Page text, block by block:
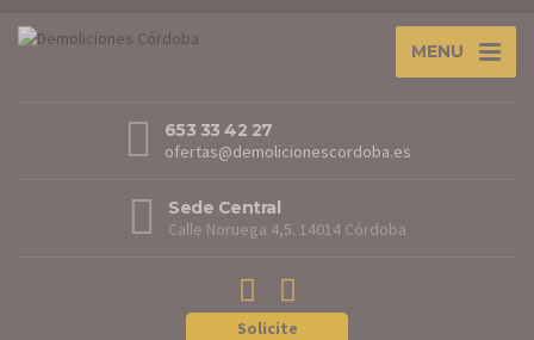
MENU
653 33 42 27
ofertas@demolicionescordoba.es
Sede Central
Calle Noruega 4,5. 14014 Córdoba
Solicite